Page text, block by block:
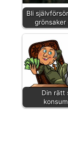
Bli
grönsaker
Din rätt